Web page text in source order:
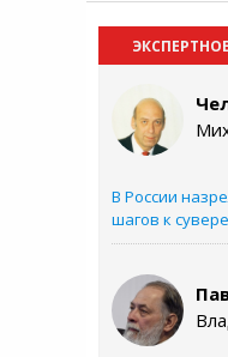
В России
шагов к